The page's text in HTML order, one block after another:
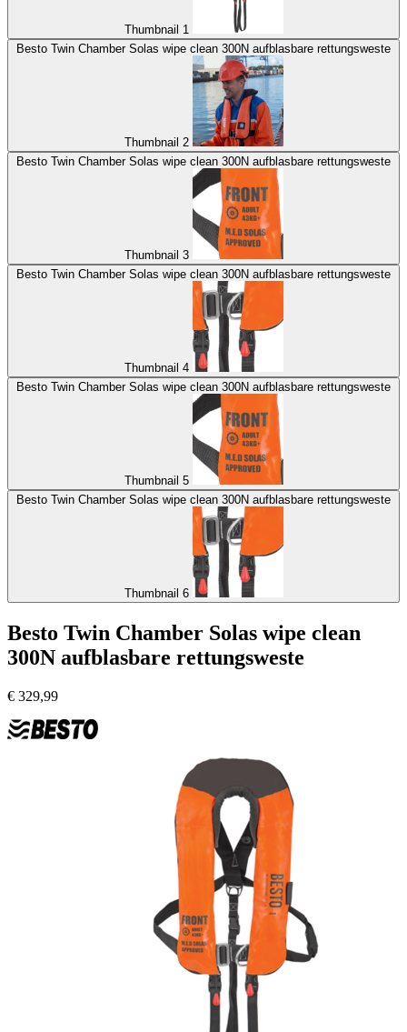
Thumbnail 1
Besto Twin Chamber Solas wipe clean 300N aufblasbare rettungsweste
Thumbnail 2
Besto Twin Chamber Solas wipe clean 300N aufblasbare rettungsweste
Thumbnail 3
Besto Twin Chamber Solas wipe clean 300N aufblasbare rettungsweste
Thumbnail 4
Besto Twin Chamber Solas wipe clean 300N aufblasbare rettungsweste
Thumbnail 5
Besto Twin Chamber Solas wipe clean 300N aufblasbare rettungsweste
Thumbnail 6
Besto Twin Chamber Solas wipe clean
300N aufblasbare rettungsweste
€ 329,99